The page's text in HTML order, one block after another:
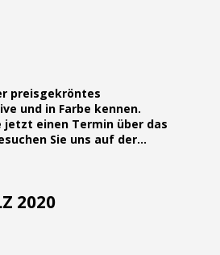
preisgekröntes
und in Farbe kennen.
jetzt einen Termin über das
Sie uns auf der…
2020